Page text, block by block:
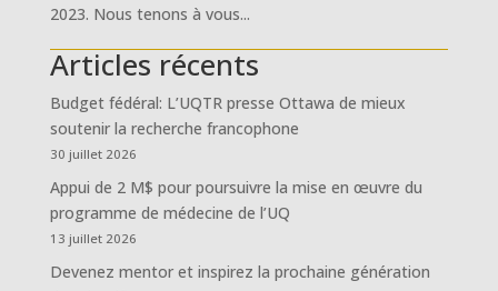
2023. Nous tenons à vous...
Articles récents
Budget fédéral: L’UQTR presse Ottawa de mieux
soutenir la recherche francophone
30 juillet 2026
Appui de 2 M$ pour poursuivre la mise en œuvre du
programme de médecine de l’UQ
13 juillet 2026
Devenez mentor et inspirez la prochaine génération